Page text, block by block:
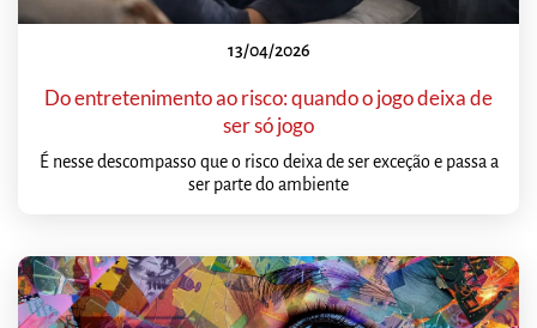
13/04/2026
Do entretenimento ao risco: quando o jogo deixa de
ser só jogo
É nesse descompasso que o risco deixa de ser exceção e passa a
ser parte do ambiente